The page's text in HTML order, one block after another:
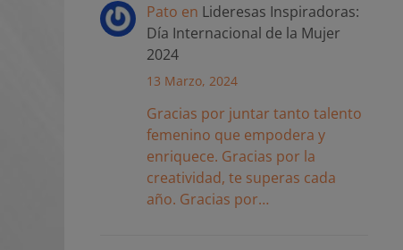
Pato en Lideresas Inspiradoras:
Día Internacional de la Mujer
2024
13 Marzo, 2024
Gracias por juntar tanto talento
femenino que empodera y
enriquece. Gracias por la
creatividad, te superas cada
año. Gracias por…